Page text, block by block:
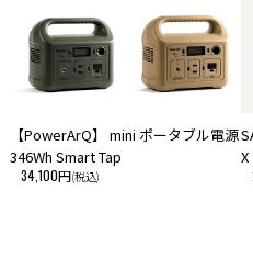
【PowerArQ】 mini ポータブル電源
346Wh Smart Tap
34,100円(税込)